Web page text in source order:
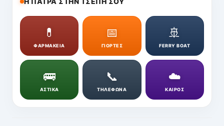
💊
ΦΑΡΜΑΚΕΙΑ
📅
ΓΙΟΡΤΕΣ
🚢
FERRY BOAT
🚌
ΑΣΤΙΚΑ
📞
ΤΗΛΕΦΩΝΑ
☁️
ΚΑΙΡΟΣ